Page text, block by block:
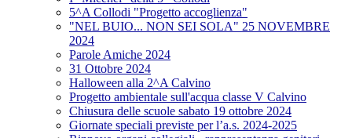
5^A Collodi "Progetto accoglienza"
"NEL BUIO... NON SEI SOLA" 25 NOVEMBRE
2024
Parole Amiche 2024
31 Ottobre 2024
Halloween alla 2^A Calvino
Progetto ambientale sull'acqua classe V Calvino
Chiusura delle scuole sabato 19 ottobre 2024
Giornate speciali previste per l’a.s. 2024-2025